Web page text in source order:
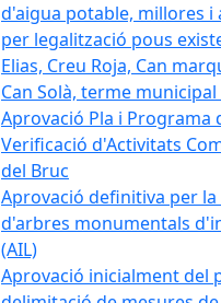
d'aigua potable, millores i
per legalització pous
Elias, Creu Roja, Can
Can Solà, terme municipal
Aprovació Pla i Programa
Verificació d'Activitats
del Bruc
Aprovació definitiva per la
d'arbres monumentals
(AIL)
Aprovació inicialment del